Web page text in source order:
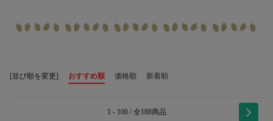
[並び順を変更] おすすめ順 価格順 新着順
1 - 100 / 全188商品